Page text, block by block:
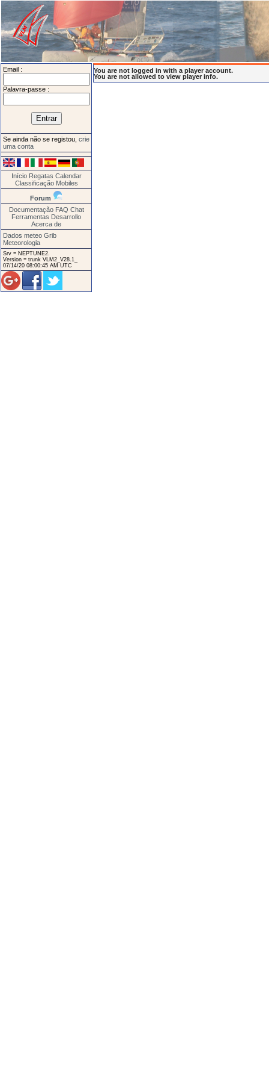
Email :
Palavra-passe :
Se ainda não se registou, crie
uma conta
Início Regatas Calendar
Classificação Mobiles
Forum
Documentação FAQ Chat
Ferramentas Desarrollo
Acerca de
Dados meteo Grib
Meteorologia
Srv = NEPTUNE2.
Version = trunk VLM2_V28.1_
07/14/20 08:00:45 AM UTC
You are not logged in with a player account.
You are not allowed to view player info.